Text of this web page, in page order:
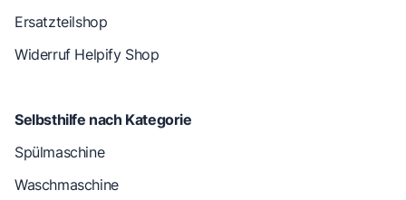
Ersatzteilshop
Widerruf Helpify Shop
Selbsthilfe nach Kategorie
Spülmaschine
Waschmaschine